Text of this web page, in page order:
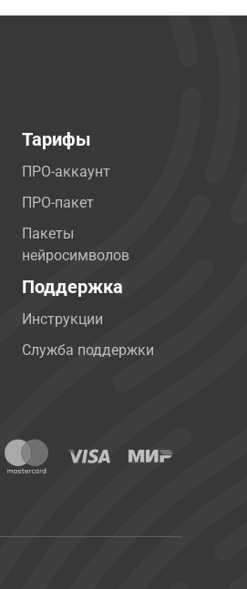
Тарифы
ПРО-аккаунт
ПРО-пакет
Пакеты
нейросимволов
Поддержка
Инструкции
Служба поддержки